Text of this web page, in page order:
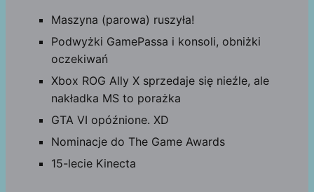
Maszyna (parowa) ruszyła!
Podwyżki GamePassa i konsoli, obniżki
oczekiwań
Xbox ROG Ally X sprzedaje się nieźle, ale
nakładka MS to porażka
GTA VI opóźnione. XD
Nominacje do The Game Awards
15-lecie Kinecta